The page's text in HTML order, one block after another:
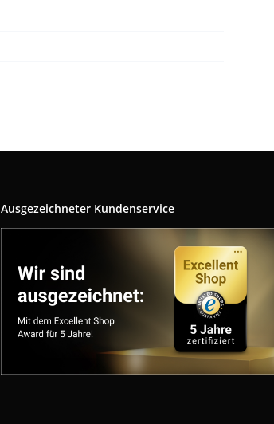
Ausgezeichneter Kundenservice